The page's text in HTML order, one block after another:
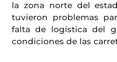
la zona norte del
tuvieron problemas
falta de logística del
condiciones de las